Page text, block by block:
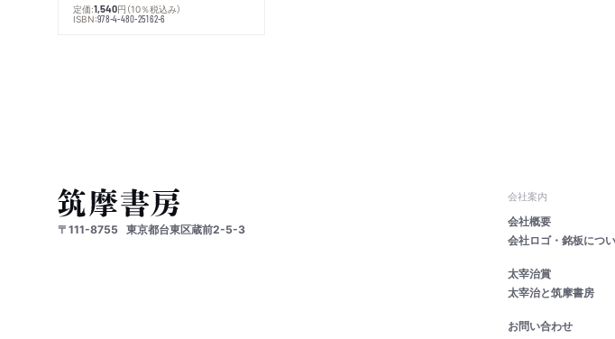
定価:1,540円 （10％税込み）
ISBN:978-4-480-25162-6
〒111-8755 東京都台東区蔵前2-5-3
会社案内
会社概要
会社ロゴ・銘板につ
太宰治賞
太宰治と筑摩書房
お問い合わせ